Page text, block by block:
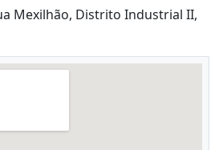
Mexilhão, Distrito Industrial II,